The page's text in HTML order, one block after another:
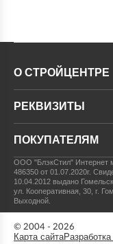
О СТРОЙЦЕНТРЕ
РЕКВИЗИТЫ
ПОКУПАТЕЛЯМ
ООО "БлэкСтил" Интернет
486350 от 01.07.2020г.
10.04.2012 выдано
ул. Кооперативная, 30, г.
Выходной.
© 2004 - 2026
Карта сайта